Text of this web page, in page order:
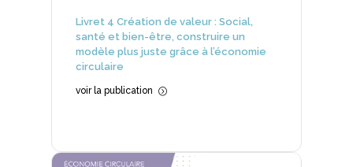
Livret 4 Création de valeur : Social,
santé et bien-être, construire un
modèle plus juste grâce à l’économie
circulaire
voir la publication =